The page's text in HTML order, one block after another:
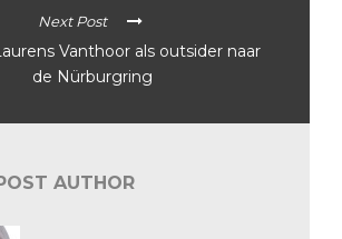
Next Post
Vanthoor als outsider naar
de Nürburgring
AUTHOR